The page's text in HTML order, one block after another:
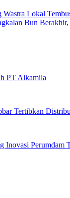
Lokal
Bun Berakhir,
PT Alkamila
Tertibkan
Inovasi Perumdam